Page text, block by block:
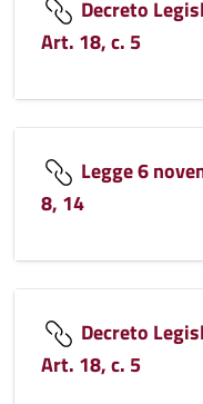
Decreto
Art. 18, c. 5
Legge 6
8, 14
Decreto
Art. 18, c. 5